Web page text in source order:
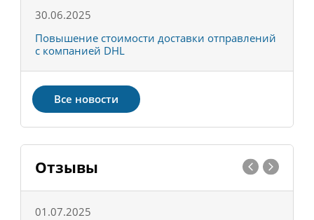
30.06.2025
Повышение стоимости доставки отправлений
с компанией DHL
Все новости
Отзывы
01.07.2025